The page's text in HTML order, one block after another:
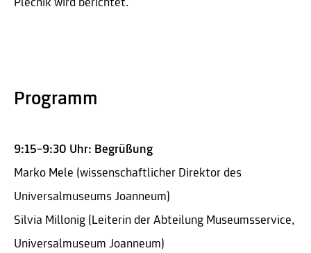
Plečnik wird berichtet.
Programm
9:15–9:30 Uhr: Begrüßung
Marko Mele (wissenschaftlicher Direktor des
Universalmuseums Joanneum)
Silvia Millonig (Leiterin der Abteilung Museumsservice,
Universalmuseum Joanneum)